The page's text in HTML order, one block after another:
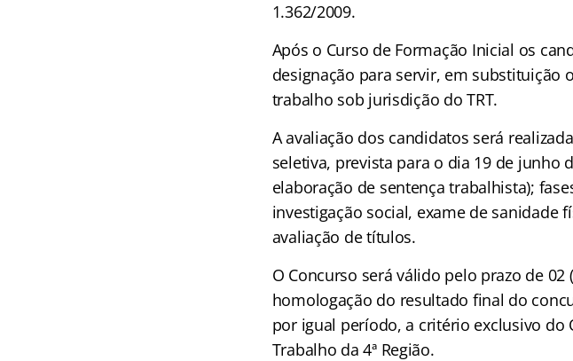
1.362/2009.
Após o Curso de Formação Inicial os
designação para servir, em substituição
trabalho sob jurisdição do TRT.
A avaliação dos candidatos será
seletiva, prevista para o dia 19 de junho
elaboração de sentença trabalhista);
investigação social, exame de sanidade
avaliação de títulos.
O Concurso será válido pelo prazo de
homologação do resultado final do
por igual período, a critério exclusivo do
Trabalho da 4ª Região.